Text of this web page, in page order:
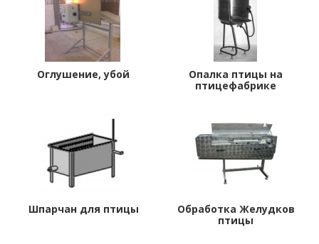
Оглушение, убой
Опалка птицы на
птицефабрике
Шпарчан для птицы
Обработка Желудков
птицы